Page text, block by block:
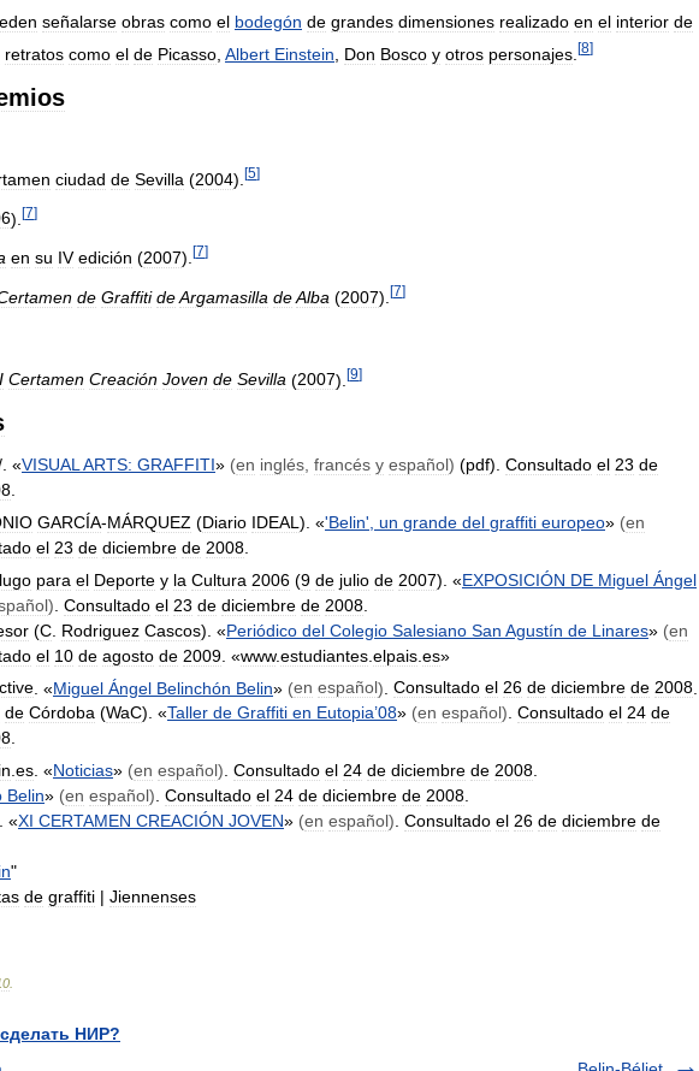
señalarse obras como el bodegón de grandes dimensiones realizado en el interior de
retratos como el de Picasso Albert Einstein Don Bosco y otros personajes [8]
ciudad de Sevilla (2004). [5]
). [7]
en su IV edición (2007). [7]
de Graffiti deArgamasilla deAlba (2007). [7]
Certamen Creación Joven de Sevilla (2007). [9]
«VISUAL ARTS: GRAFFITI» (en inglés francés y español) (pdf). Consultado el 23 de
GARCÍA-MÁRQUEZ (Diario IDEAL ). «'Belin', un grande del graffiti europeo» (en
el 23 de diciembre de 2008
para el Deporte y la Cultura 2006 (9 de julio de 2007). «EXPOSICIÓN DE Miguel Ángel
) Consultado el 23 de diciembre de 2008
(C Rodriguez Cascos). «Periódico del Colegio Salesiano San Agustín de Linares» (en
el 10 de agosto de 2009 . «www.estudiantes elpais es»
. «Miguel Ángel Belinchón Belin» (en español) Consultado el 26 de diciembre de 2008
de Córdoba (WaC). «Taller de Graffiti en Eutopia’08» (en español) Consultado el 24 de
es . «Noticias» (en español) Consultado el 24 de diciembre de 2008
Belin» (en español) Consultado el 24 de diciembre de 2008
. «XI CERTAMEN CREACIÓN JOVEN» (en español) Consultado el 26 de diciembre de
"
de graffiti | Jiennenses
НИР?